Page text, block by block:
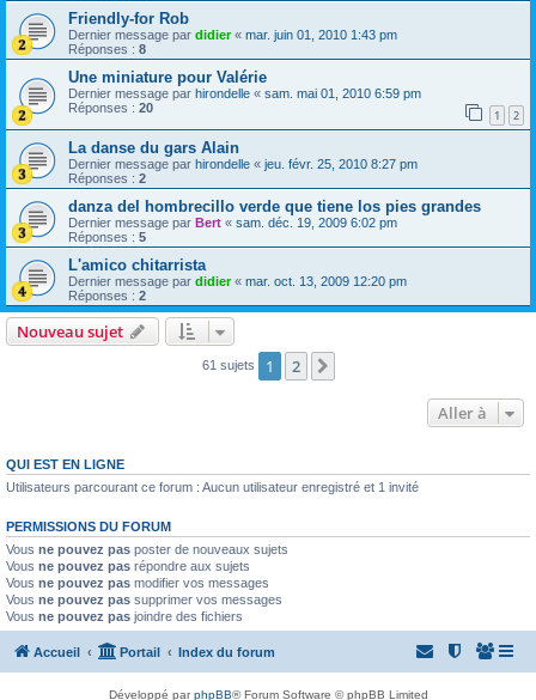
Friendly-for Rob
Dernier message par didier« mar. juin 01, 2010 1:43 pm
Réponses : 8
Une miniature pour Valérie
Dernier message par hirondelle « sam. mai 01, 2010 6:59 pm
Réponses : 20 1 2
La danse du gars Alain
Dernier message par hirondelle « jeu. févr. 25, 2010 8:27 pm
Réponses : 2
danza del hombrecillo verde que tiene los pies grandes
Dernier message par Bert « sam. déc. 19, 2009 6:02 pm
Réponses : 5
L'amico chitarrista
Dernier message par didier« mar. oct. 13, 2009 12:20 pm
Réponses : 2
Nouveau sujet
61 sujets 1 2
Aller à
QUI EST EN LIGNE
Utilisateurs parcourant ce forum : Aucun utilisateur enregistré et 1 invité
PERMISSIONS DU FORUM
Vous ne pouvez pas poster de nouveaux sujets
Vous ne pouvez pas répondre aux sujets
Vous ne pouvez pas modifier vos messages
Vous ne pouvez pas supprimer vos messages
Vous ne pouvez pas joindre des fichiers
Accueil Portail Index du forum
Développé parphpBB® Forum Software © phpBB Limited